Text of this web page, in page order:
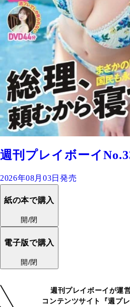
週刊プレイボーイ
2026年08月03日発売
紙の本で購入
開/閉
電子版で購入
開/閉
週刊プレイボーイが運
コンテンツサイト『週プ